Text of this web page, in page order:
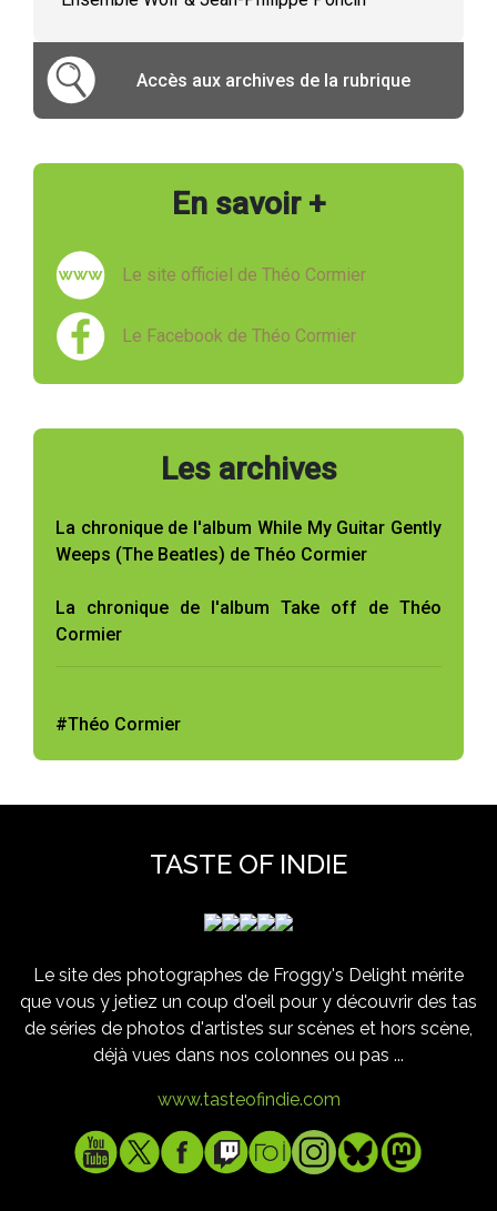
Accès aux archives de la rubrique
En savoir +
Le site officiel de Théo Cormier
Le Facebook de Théo Cormier
Les archives
La chronique de l'album While My Guitar Gently
Weeps (The Beatles) de Théo Cormier
La chronique de l'album Take off de Théo
Cormier
#Théo Cormier
TASTE OF INDIE
Le site des photographes de Froggy's Delight mérite
que vous y jetiez un coup d'oeil pour y découvrir des tas
de séries de photos d'artistes sur scènes et hors scène,
déjà vues dans nos colonnes ou pas ...
www.tasteofindie.com